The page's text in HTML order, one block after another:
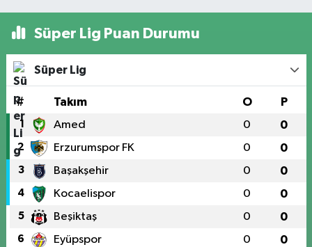
Süper Lig Puan Durumu
Süper Lig
# Takım O P
1 Amed 0 0
2 Erzurumspor FK 0 0
3 Başakşehir 0 0
4 Kocaelispor 0 0
5 Beşiktaş 0 0
6 Eyüpspor 0 0